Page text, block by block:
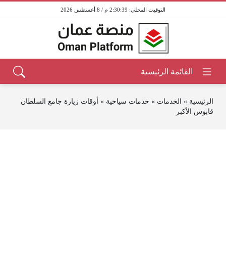
2:30:39 م / 8 أغسطس 2026
الرئيسية » الخدمات » خدمات سياحية » أوقات زيارة جامع السلطان
قابوس الأكبر